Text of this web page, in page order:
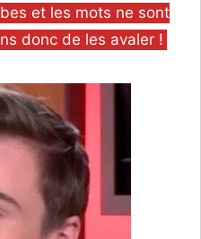
et les mots ne sont
donc de les avaler !